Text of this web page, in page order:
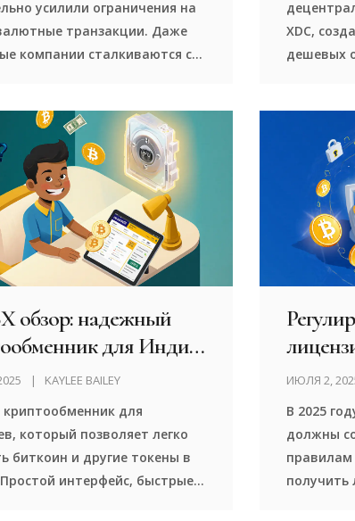
усилили ограничения на
транзакции. Даже
компании сталкиваются с
работать и куда
XDC,
дешевых
обзор: надежный
для Индии
для трейдеров?
KAYLEE BAILEY
криптообменник для
который позволяет легко
биткоин и другие токены в
интерфейс, быстрые
нужно
ИЮЛЯ 2,
В 2025
должны
правилам
получить